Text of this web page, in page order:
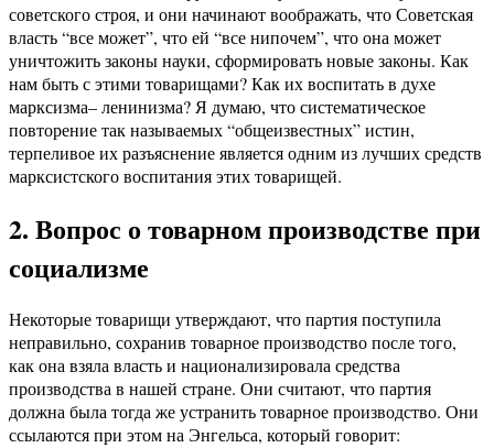
советского строя, и они начинают воображать, что Советская
власть “все может”, что ей “все нипочем”, что она может
уничтожить законы науки, сформировать новые законы. Как
нам быть с этими товарищами? Как их воспитать в духе
марксизма– ленинизма? Я думаю, что систематическое
повторение так называемых “общеизвестных” истин,
терпеливое их разъяснение является одним из лучших средств
марксистского воспитания этих товарищей.
2. Вопрос о товарном производстве при
социализме
Некоторые товарищи утверждают, что партия поступила
неправильно, сохранив товарное производство после того,
как она взяла власть и национализировала средства
производства в нашей стране. Они считают, что партия
должна была тогда же устранить товарное производство. Они
ссылаются при этом на Энгельса, который говорит: